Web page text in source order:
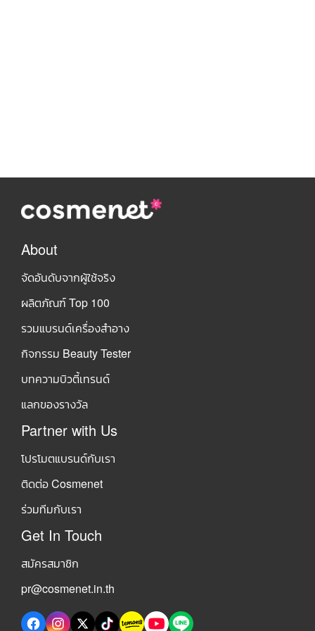
About
จัดอันดับจากผู้ใช้จริง
ผลิตภัณฑ์ Top 100
รวมแบรนด์เครื่องสำอาง
กิจกรรม Beauty Tester
บทความบิวตี้เทรนด์
แลกของรางวัล
Partner with Us
โปรโมตแบรนด์กับเรา
ติดต่อ Cosmenet
ร่วมทีมกับเรา
Get In Touch
สมัครสมาชิก
pr@cosmenet.in.th